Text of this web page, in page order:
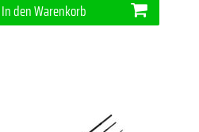
In den Warenkorb